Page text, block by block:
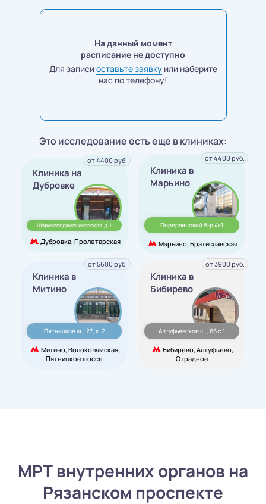
На данный момент
расписание не доступно
Для записиоставьте заявкуили наберите
нас по телефону!
Это исследование есть еще в клиниках:
Клиника на
Дубровке
Шарикоподшипниковская,д. 1
Дубровка, Пролетарская
от 4400 руб.
Клиника в
Марьино
Перервинский б-р 4к1
Марьино, Братиславская
от 4400 руб.
Клиника в
Митино
Пятницкое ш., 27, к. 2
Митино, Волоколамская,
Пятницкое шоссе
от 5600 руб.
Клиника в
Бибирево
Алтуфьевское ш., 66 с.1
Бибирево, Алтуфьево,
Отрадное
от 3900 руб.
МРТ внутренних органов на
Рязанском проспекте